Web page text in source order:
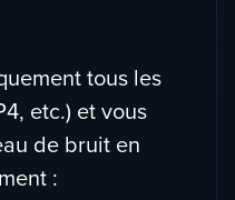
tous les
etc.) et vous
de bruit en
: